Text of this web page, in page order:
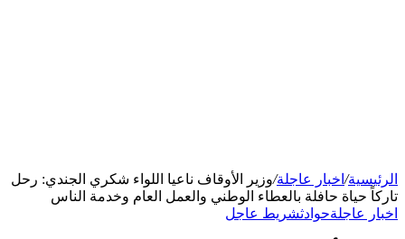
الرئيسية/ اخبار عاجلة/وزير الأوقاف ناعيا اللواء شكري الجندي: رحل
تاركاً حياة حافلة بالعطاء الوطني والعمل العام وخدمة الناس
اخبار عاجلةحوادثشريط عاجل